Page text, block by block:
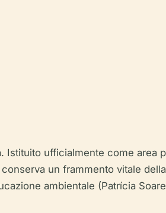
Istituito ufficialmente come area
un frammento vitale
ambientale (Patrícia